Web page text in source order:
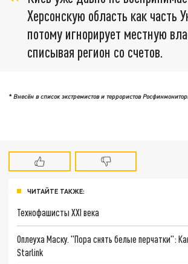
Херсонскую область как часть
потому игнорирует местную
списывая регион со счетов.
* Внесён в список экстремистов и террористов
ЧИТАЙТЕ ТАКЖЕ:
Технофашисты XXI века
Оплеуха Маску. "Пора снять белые перчатки":
Starlink